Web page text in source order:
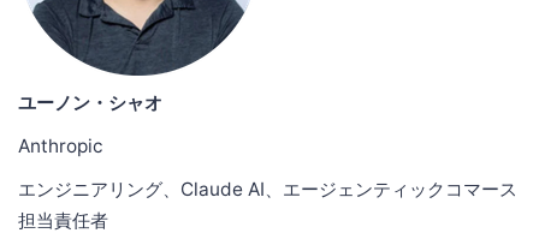
ユーノン・シャオ
Anthropic
エンジニアリング、Claude AI、エージェンティックコマース
担当責任者